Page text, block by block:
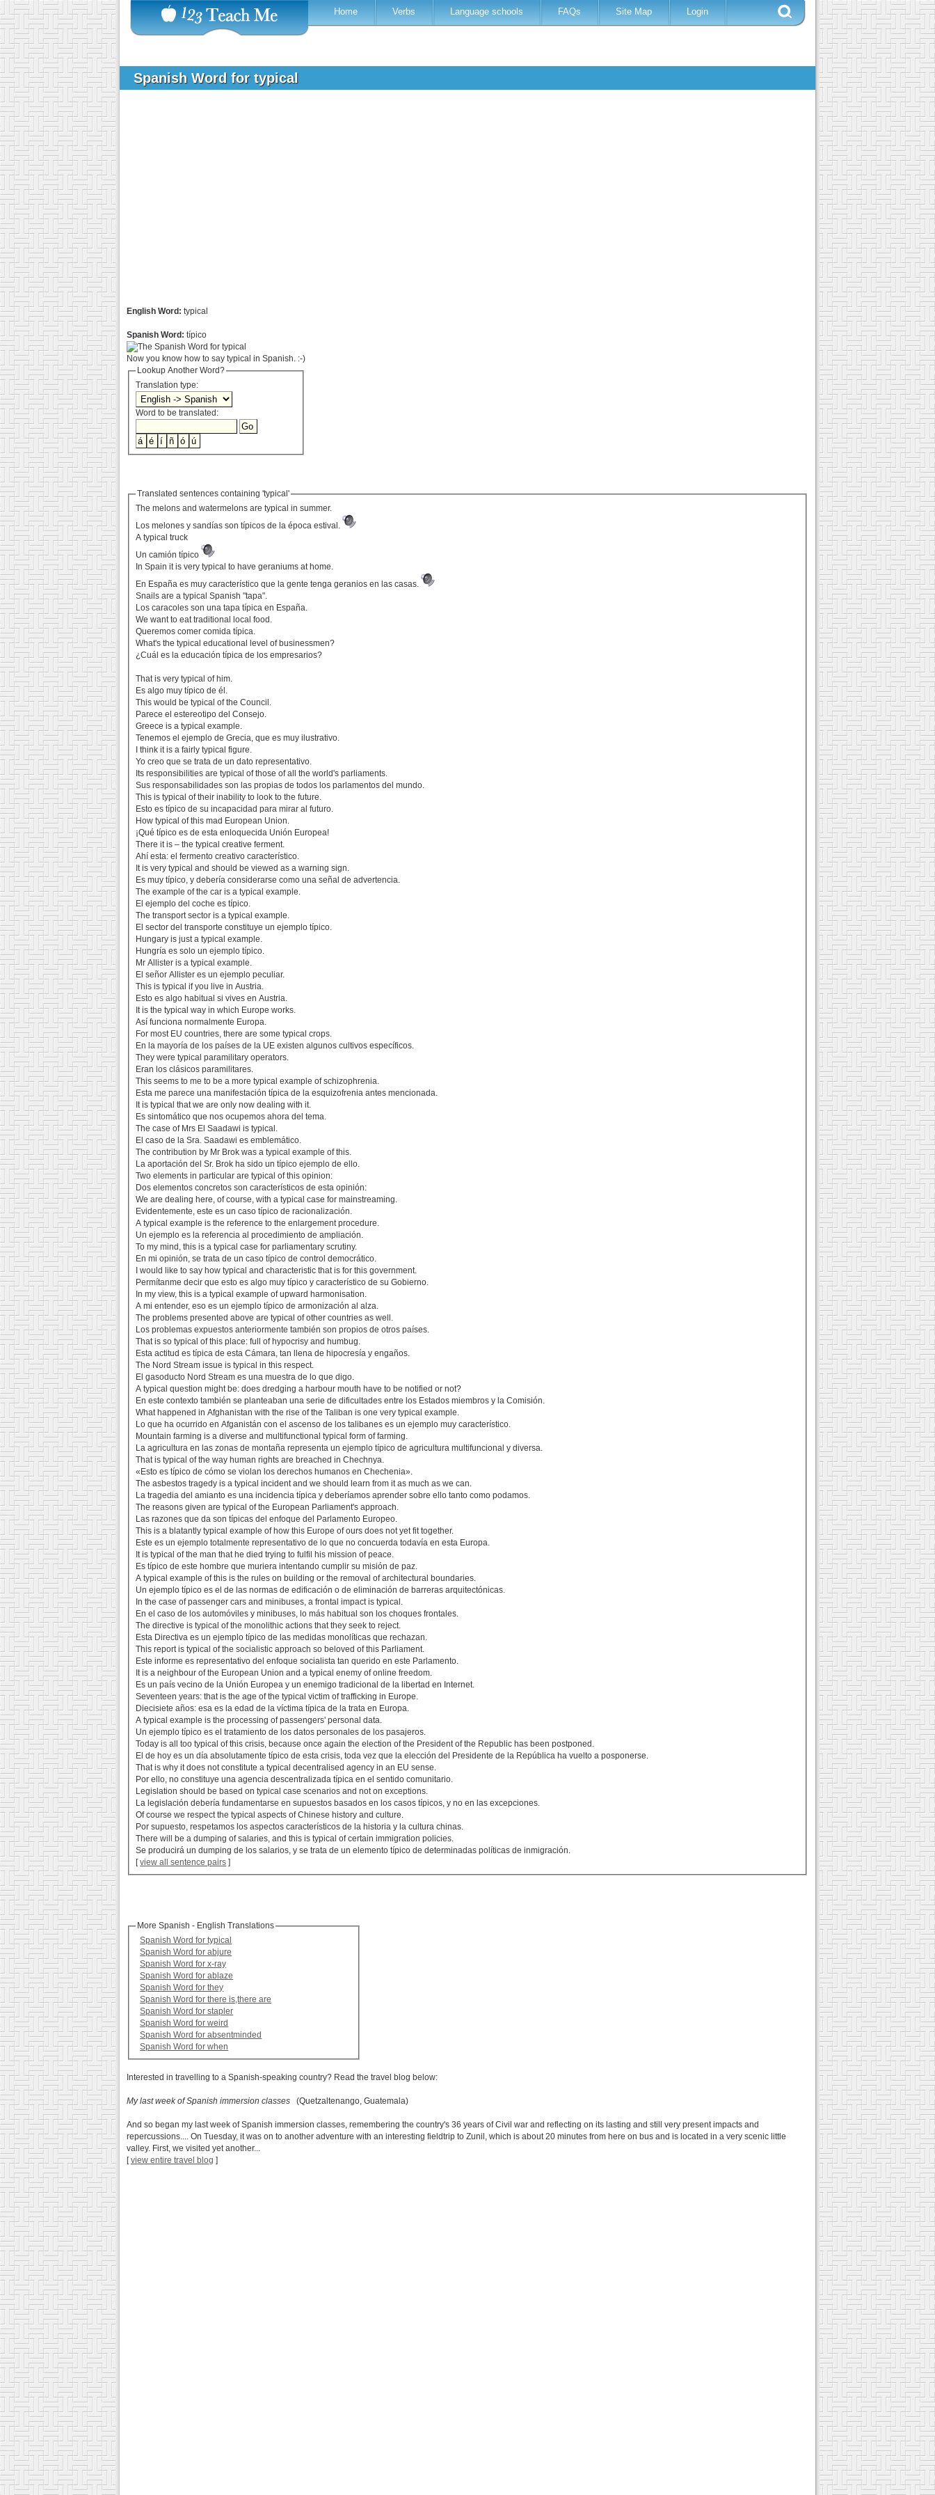
Home Verbs Language schools FAQs Site Map Login
Spanish Word for typical
English Word: typical
Spanish Word: típico
Now you know how to say typical in Spanish. :-)
Lookup Another Word?
Translation type:
Word to be translated:
Translated sentences containing 'typical'
The melons and watermelons are typical in summer.
Los melones y sandías son típicos de la época estival.
A typical truck
Un camión típico
In Spain it is very typical to have geraniums at home.
En España es muy característico que la gente tenga geranios en las casas.
Snails are a typical Spanish "tapa".
Los caracoles son una tapa típica en España.
We want to eat traditional local food.
Queremos comer comida típica.
What's the typical educational level of businessmen?
¿Cuál es la educación típica de los empresarios?
That is very typical of him.
Es algo muy típico de él.
This would be typical of the Council.
Parece el estereotipo del Consejo.
Greece is a typical example.
Tenemos el ejemplo de Grecia, que es muy ilustrativo.
I think it is a fairly typical figure.
Yo creo que se trata de un dato representativo.
Its responsibilities are typical of those of all the world's parliaments.
Sus responsabilidades son las propias de todos los parlamentos del mundo.
This is typical of their inability to look to the future.
Esto es típico de su incapacidad para mirar al futuro.
How typical of this mad European Union.
¡Qué típico es de esta enloquecida Unión Europea!
There it is – the typical creative ferment.
Ahí esta: el fermento creativo característico.
It is very typical and should be viewed as a warning sign.
Es muy típico, y debería considerarse como una señal de advertencia.
The example of the car is a typical example.
El ejemplo del coche es típico.
The transport sector is a typical example.
El sector del transporte constituye un ejemplo típico.
Hungary is just a typical example.
Hungría es solo un ejemplo típico.
Mr Allister is a typical example.
El señor Allister es un ejemplo peculiar.
This is typical if you live in Austria.
Esto es algo habitual si vives en Austria.
It is the typical way in which Europe works.
Así funciona normalmente Europa.
For most EU countries, there are some typical crops.
En la mayoría de los países de la UE existen algunos cultivos específicos.
They were typical paramilitary operators.
Eran los clásicos paramilitares.
This seems to me to be a more typical example of schizophrenia.
Esta me parece una manifestación típica de la esquizofrenia antes mencionada.
It is typical that we are only now dealing with it.
Es sintomático que nos ocupemos ahora del tema.
The case of Mrs El Saadawi is typical.
El caso de la Sra. Saadawi es emblemático.
The contribution by Mr Brok was a typical example of this.
La aportación del Sr. Brok ha sido un típico ejemplo de ello.
Two elements in particular are typical of this opinion:
Dos elementos concretos son característicos de esta opinión:
We are dealing here, of course, with a typical case for mainstreaming.
Evidentemente, este es un caso típico de racionalización.
A typical example is the reference to the enlargement procedure.
Un ejemplo es la referencia al procedimiento de ampliación.
To my mind, this is a typical case for parliamentary scrutiny.
En mi opinión, se trata de un caso típico de control democrático.
I would like to say how typical and characteristic that is for this government.
Permítanme decir que esto es algo muy típico y característico de su Gobierno.
In my view, this is a typical example of upward harmonisation.
A mi entender, eso es un ejemplo típico de armonización al alza.
The problems presented above are typical of other countries as well.
Los problemas expuestos anteriormente también son propios de otros países.
That is so typical of this place: full of hypocrisy and humbug.
Esta actitud es típica de esta Cámara, tan llena de hipocresía y engaños.
The Nord Stream issue is typical in this respect.
El gasoducto Nord Stream es una muestra de lo que digo.
A typical question might be: does dredging a harbour mouth have to be notified or not?
En este contexto también se planteaban una serie de dificultades entre los Estados miembros y la Comisión.
What happened in Afghanistan with the rise of the Taliban is one very typical example.
Lo que ha ocurrido en Afganistán con el ascenso de los talibanes es un ejemplo muy característico.
Mountain farming is a diverse and multifunctional typical form of farming.
La agricultura en las zonas de montaña representa un ejemplo típico de agricultura multifuncional y diversa.
That is typical of the way human rights are breached in Chechnya.
«Esto es típico de cómo se violan los derechos humanos en Chechenia».
The asbestos tragedy is a typical incident and we should learn from it as much as we can.
La tragedia del amianto es una incidencia típica y deberíamos aprender sobre ello tanto como podamos.
The reasons given are typical of the European Parliament's approach.
Las razones que da son típicas del enfoque del Parlamento Europeo.
This is a blatantly typical example of how this Europe of ours does not yet fit together.
Este es un ejemplo totalmente representativo de lo que no concuerda todavía en esta Europa.
It is typical of the man that he died trying to fulfil his mission of peace.
Es típico de este hombre que muriera intentando cumplir su misión de paz.
A typical example of this is the rules on building or the removal of architectural boundaries.
Un ejemplo típico es el de las normas de edificación o de eliminación de barreras arquitectónicas.
In the case of passenger cars and minibuses, a frontal impact is typical.
En el caso de los automóviles y minibuses, lo más habitual son los choques frontales.
The directive is typical of the monolithic actions that they seek to reject.
Esta Directiva es un ejemplo típico de las medidas monolíticas que rechazan.
This report is typical of the socialistic approach so beloved of this Parliament.
Este informe es representativo del enfoque socialista tan querido en este Parlamento.
It is a neighbour of the European Union and a typical enemy of online freedom.
Es un país vecino de la Unión Europea y un enemigo tradicional de la libertad en Internet.
Seventeen years: that is the age of the typical victim of trafficking in Europe.
Diecisiete años: esa es la edad de la víctima típica de la trata en Europa.
A typical example is the processing of passengers' personal data.
Un ejemplo típico es el tratamiento de los datos personales de los pasajeros.
Today is all too typical of this crisis, because once again the election of the President of the Republic has been postponed.
El de hoy es un día absolutamente típico de esta crisis, toda vez que la elección del Presidente de la República ha vuelto a posponerse.
That is why it does not constitute a typical decentralised agency in an EU sense.
Por ello, no constituye una agencia descentralizada típica en el sentido comunitario.
Legislation should be based on typical case scenarios and not on exceptions.
La legislación debería fundamentarse en supuestos basados en los casos típicos, y no en las excepciones.
Of course we respect the typical aspects of Chinese history and culture.
Por supuesto, respetamos los aspectos característicos de la historia y la cultura chinas.
There will be a dumping of salaries, and this is typical of certain immigration policies.
Se producirá un dumping de los salarios, y se trata de un elemento típico de determinadas políticas de inmigración.
[view all sentence pairs ]
More Spanish - English Translations
Spanish Word for typical
Spanish Word for abjure
Spanish Word for x-ray
Spanish Word for ablaze
Spanish Word for they
Spanish Word for there is,there are
Spanish Word for stapler
Spanish Word for weird
Spanish Word for absentminded
Spanish Word for when
Interested in travelling to a Spanish-speaking country? Read the travel blog below:
My last week of Spanish immersion classes (Quetzaltenango, Guatemala)
And so began my last week of Spanish immersion classes, remembering the country's 36 years of Civil war and reflecting on its lasting and still very present impacts and
repercussions.... On Tuesday, it was on to another adventure with an interesting fieldtrip to Zunil, which is about 20 minutes from here on bus and is located in a very scenic little
valley. First, we visited yet another...
[view entire travel blog ]